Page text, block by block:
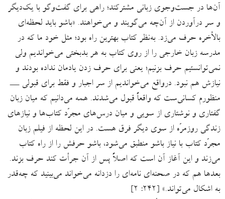
آن‌ها در جست‌وجوی زبانی مشترکند؛ راهی برای گفت‌وگو با یک‌دیگر
و سر درآوردن از آن‌چه می‌گویند و می‌خواهند. «باشو باید لحظه‌ای
بالأخره حرف می‌زد. به‌نظر کتاب بهترین راه بود؛ مثل خود ما که در
مدرسه زبان خارجی را از روی کتاب به هر بدبختی می‌خواندیم ولی
نمی‌توانستیم حرف بزنیم؛ یعنی برای حرف زدن یادمان نداده بودند و
نیازش هم نبود. درواقع می‌خواندیم از سر اجبار و فقط برای قبولی ـــ
منظورم کسانی‌ست که واقعاً قبول می‌شدند. همه می‌دانیم که میان زبان
گفتاری و نوشتاری از سویی و میان درس‌های مجرّد کتاب‌ها و نیازهای
زندگی روزمرّه از سوی دیگر فرق هست. در این لحظه از فیلم زبان
مجرّد کتاب با نیاز باشو منطبق می‌شود، باشو حرفش را از راه کتاب
می‌زند و این آغاز آن است که اصلاً پس از آن جرأت کند حرف بزند.
بعدها هم که در صحنه‌ای نامه‌ای را دزدانه می‌خواند می‌بینید که چه‌قدر
به اشکال می‌تواند.» [۲۴۲: ۲]